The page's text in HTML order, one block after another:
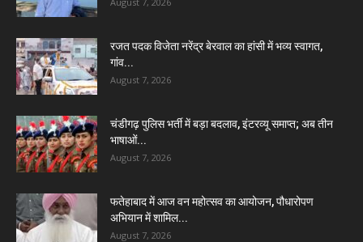
रजत पदक विजेता नरेंद्र बेरवाल का हांसी में भव्य स्वागत,
गांव...
August 7, 2026
चंडीगढ़ पुलिस भर्ती में बड़ा बदलाव, इंटरव्यू समाप्त; अब तीन
भाषाओं...
August 7, 2026
फतेहाबाद में आज वन महोत्सव का आयोजन, पौधारोपण
अभियान में शामिल...
August 7, 2026